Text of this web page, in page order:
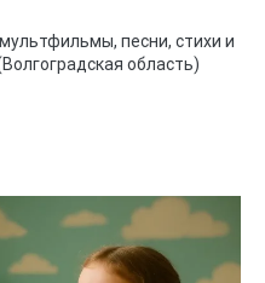
песни, стихи и
область)